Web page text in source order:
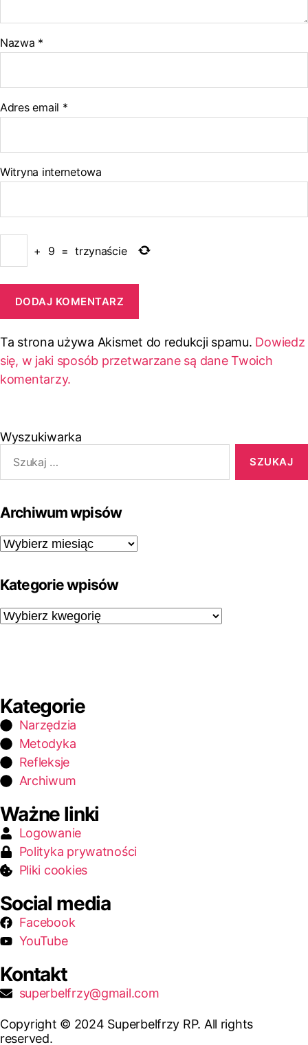
Nazwa *
Adres email *
Witryna internetowa
+ 9 = trzynaście
Ta strona używa Akismet do redukcji spamu. Dowiedz
się, w jaki sposób przetwarzane są dane Twoich
komentarzy.
Wyszukiwarka
Archiwum wpisów
Kategorie wpisów
Kategorie
Narzędzia
Metodyka
Refleksje
Archiwum
Ważne linki
Logowanie
Polityka prywatności
Pliki cookies
Social media
Facebook
YouTube
Kontakt
superbelfrzy@gmail.com
Copyright © 2024 Superbelfrzy RP. All rights
reserved.